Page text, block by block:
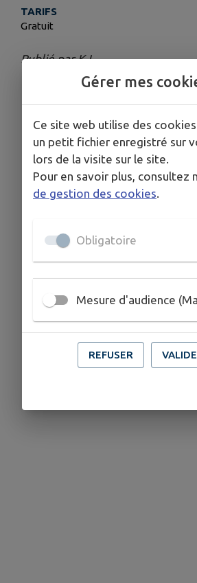
TARIFS
Gratuit
Publié par KJ
Gérer mes
Ce site web utilise des
un petit fichier enregistré sur
lors de la visite sur le site.
Pour en savoir plus, consultez
de gestion des cookies
Obligatoire
Mesure d'audience
REFUSER